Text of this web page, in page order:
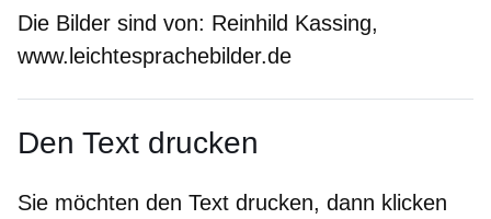
Die Bilder sind von: Reinhild Kassing,
www.leichtesprachebilder.de
Den Text drucken
Sie möchten den Text drucken, dann klicken